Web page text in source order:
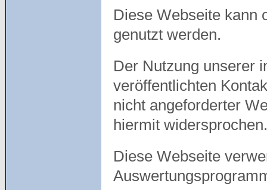
Diese Webseite kann
genutzt werden.
Der Nutzung unserer
veröffentlichten
nicht angeforderter
hiermit widersprochen.
Diese Webseite